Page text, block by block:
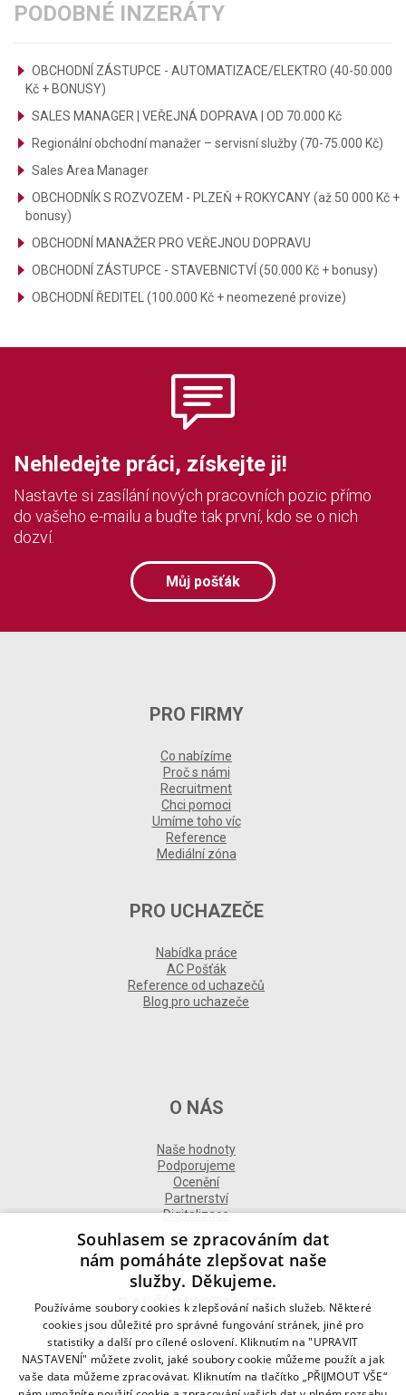
PODOBNÉ INZERÁTY
OBCHODNÍ ZÁSTUPCE - AUTOMATIZACE/ELEKTRO (40-50.000
Kč + BONUSY)
SALES MANAGER | VEŘEJNÁ DOPRAVA | OD 70.000 Kč
Regionální obchodní manažer – servisní služby (70-75.000 Kč)
Sales Area Manager
OBCHODNÍK S ROZVOZEM - PLZEŇ + ROKYCANY (až 50 000 Kč +
bonusy)
OBCHODNÍ MANAŽER PRO VEŘEJNOU DOPRAVU
OBCHODNÍ ZÁSTUPCE - STAVEBNICTVÍ (50.000 Kč + bonusy)
OBCHODNÍ ŘEDITEL (100.000 Kč + neomezené provize)
Nehledejte práci, získejte ji!
Nastavte si zasílání nových pracovních pozic přímo
do vašeho e-mailu a buďte tak první, kdo se o nich
dozví.
Můj pošťák
PRO FIRMY
Co nabízíme
Proč s námi
Recruitment
Chci pomoci
Umíme toho víc
Reference
Mediální zóna
PRO UCHAZEČE
Nabídka práce
AC Pošťák
Reference od uchazečů
Blog pro uchazeče
O NÁS
Naše hodnoty
Podporujeme
Ocenění
Partnerství
Digitalizace
DALŠÍ INFORMACE
Kontakt
Naše odborné divize
Naše pobočky
Souhlasem se zpracováním dat
nám pomáháte zlepšovat naše
služby. Děkujeme.
Používáme soubory cookies k zlepšování našich služeb. Některé
cookies jsou důležité pro správné fungování stránek, jiné pro
statistiky a další pro cílené oslovení. Kliknutím na "UPRAVIT
NASTAVENÍ" můžete zvolit, jaké soubory cookie můžeme použít a jak
vaše data můžeme zpracovávat. Kliknutím na tlačítko „PŘIJMOUT VŠE“